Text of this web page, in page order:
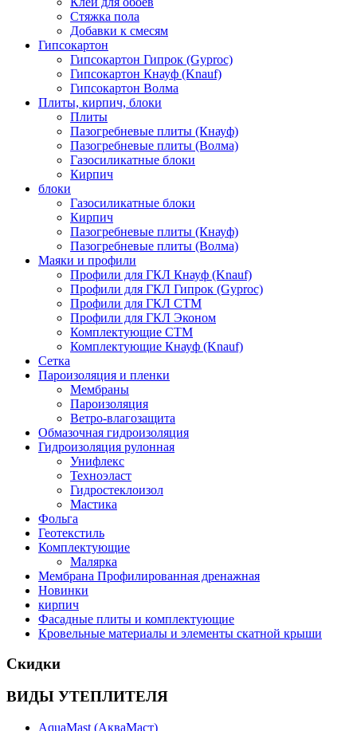
Стяжка пола
Добавки к смесям
Гипсокартон
Гипсокартон Гипрок (Gyproc)
Гипсокартон Кнауф (Knauf)
Гипсокартон Волма
Плиты, кирпич, блоки
Плиты
Пазогребневые плиты (Кнауф)
Пазогребневые плиты (Волма)
Газосиликатные блоки
Кирпич
блоки
Газосиликатные блоки
Кирпич
Пазогребневые плиты (Кнауф)
Пазогребневые плиты (Волма)
Маяки и профили
Профили для ГКЛ Кнауф (Knauf)
Профили для ГКЛ Гипрок (Gyproc)
Профили для ГКЛ СТМ
Профили для ГКЛ Эконом
Комплектующие СТМ
Комплектующие Кнауф (Knauf)
Сетка
Пароизоляция и пленки
Мембраны
Пароизоляция
Ветро-влагозащита
Обмазочная гидроизоляция
Гидроизоляция рулонная
Унифлекс
Техноэласт
Гидростеклоизол
Мастика
Фольга
Геотекстиль
Комплектующие
Малярка
Мембрана Профилированная дренажная
Новинки
кирпич
Фасадные плиты и комплектующие
Кровельные материалы и элементы скатной крыши
Скидки
ВИДЫ УТЕПЛИТЕЛЯ
AquaMast (АкваМаст)